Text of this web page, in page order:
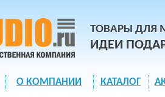
ТОВАРЫ ДЛЯ
ИДЕИ
О КОМПАНИИ КАТАЛОГ